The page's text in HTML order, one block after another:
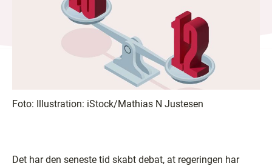
Foto: Illustration: iStock/Mathias N Justesen
Det har den seneste tid skabt debat, at regeringen har